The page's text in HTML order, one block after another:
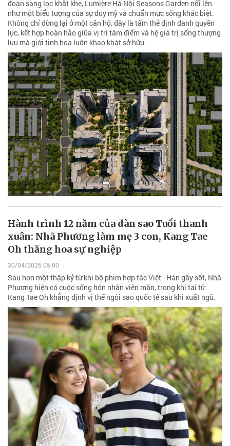
đoạn sàng lọc khắt khe, Lumière Hà Nội Seasons Garden nổi lên
như một biểu tượng của sự duy mỹ và chuẩn mực sống khác biệt.
Không chỉ dừng lại ở một căn hộ, đây là tấm thẻ định danh quyền
lực, kết hợp hoàn hảo giữa vị trí tâm điểm và hệ giá trị sống thượng
lưu mà giới tinh hoa luôn khao khát sở hữu.
Hành trình 12 năm của dàn sao Tuổi thanh
xuân: Nhã Phương làm mẹ 3 con, Kang Tae
Oh thăng hoa sự nghiệp
30/04/2026 05:00
Sau hơn một thập kỷ từ khi bộ phim hợp tác Việt - Hàn gây sốt, Nhã
Phương hiện có cuộc sống hôn nhân viên mãn, trong khi tài tử
Kang Tae Oh khẳng định vị thế ngôi sao quốc tế sau khi xuất ngũ.